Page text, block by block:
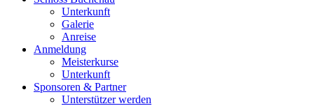
Unterkunft
Galerie
Anreise
Anmeldung
Meisterkurse
Unterkunft
Sponsoren & Partner
Unterstützer werden